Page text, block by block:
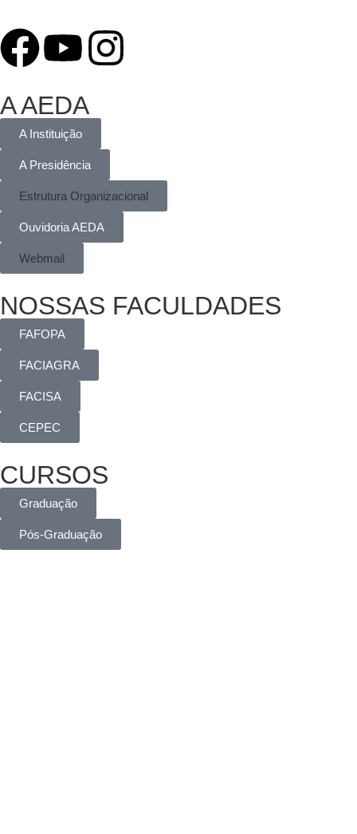
A AEDA
A Instituição
A Presidência
Estrutura Organizacional
Ouvidoria AEDA
Webmail
NOSSAS FACULDADES
FAFOPA
FACIAGRA
FACISA
CEPEC
CURSOS
Graduação
Pós-Graduação